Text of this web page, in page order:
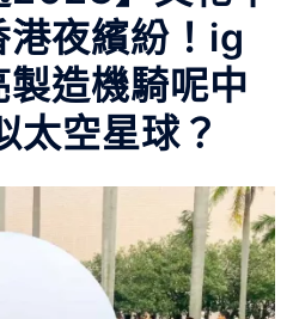
夜繽紛！ig
造機騎呢中
太空星球？